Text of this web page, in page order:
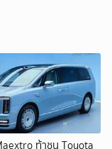
ท้าชน Toyota